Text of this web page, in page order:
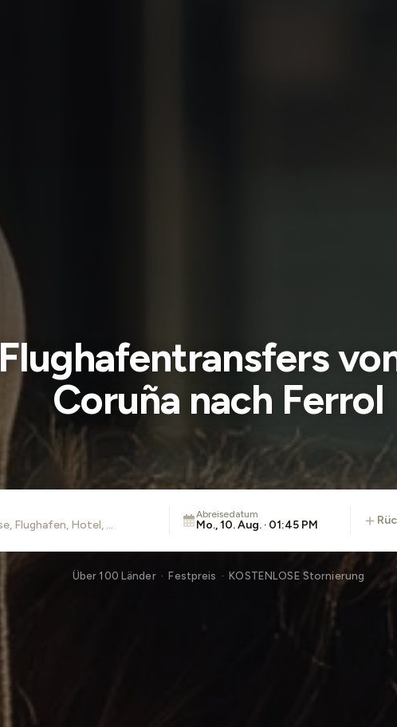
Flughafentransfers
Coruña nach Ferrol
Abreisedatum
Mo., 10. Aug. · 01:45 PM
Über 100 Länder · Festpreis · KOSTENLOSE Stornierung